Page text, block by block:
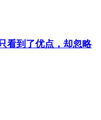
看到了优点，却忽略